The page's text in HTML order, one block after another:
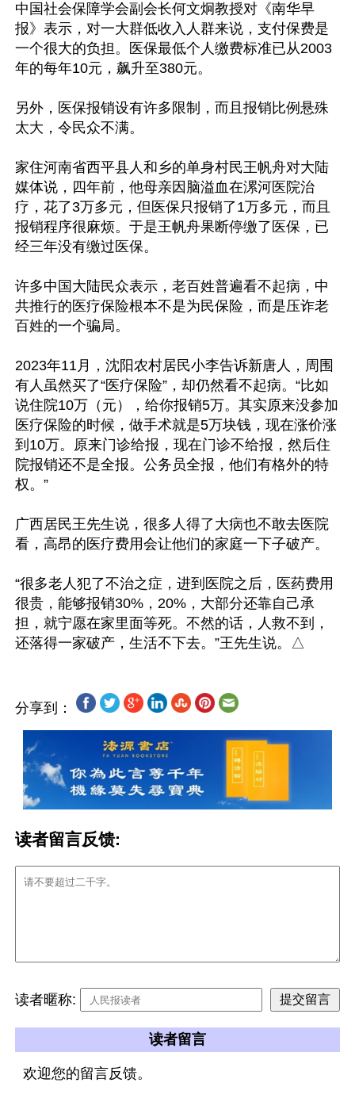
中国社会保障学会副会长何文炯教授对《南华早
报》表示，对一大群低收入人群来说，支付保费是
一个很大的负担。医保最低个人缴费标准已从2003
年的每年10元，飙升至380元。
另外，医保报销设有许多限制，而且报销比例悬殊
太大，令民众不满。
家住河南省西平县人和乡的单身村民王帆舟对大陆
媒体说，四年前，他母亲因脑溢血在漯河医院治
疗，花了3万多元，但医保只报销了1万多元，而且
报销程序很麻烦。于是王帆舟果断停缴了医保，已
经三年没有缴过医保。
许多中国大陆民众表示，老百姓普遍看不起病，中
共推行的医疗保险根本不是为民保险，而是压诈老
百姓的一个骗局。
2023年11月，沈阳农村居民小李告诉新唐人，周围
有人虽然买了“医疗保险”，却仍然看不起病。“比如
说住院10万（元），给你报销5万。其实原来没参加
医疗保险的时候，做手术就是5万块钱，现在涨价涨
到10万。原来门诊给报，现在门诊不给报，然后住
院报销还不是全报。公务员全报，他们有格外的特
权。”
广西居民王先生说，很多人得了大病也不敢去医院
看，高昂的医疗费用会让他们的家庭一下子破产。
“很多老人犯了不治之症，进到医院之后，医药费用
很贵，能够报销30%，20%，大部分还靠自己承
担，就宁愿在家里面等死。不然的话，人救不到，
分享到：
读者留言反馈:
读者暱称:
读者留言
欢迎您的留言反馈。